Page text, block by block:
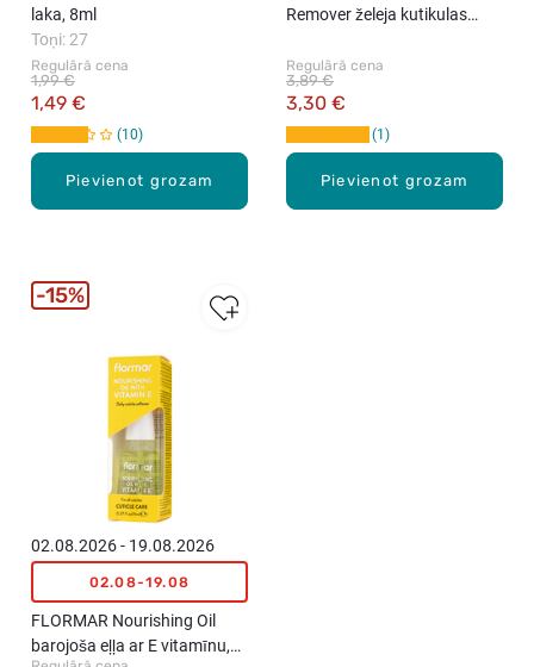
Pievienot grozam
laka, 8ml
Regulārā cena
1,49 €
1,99 €
Toņi: 27
10
Pievienot grozam
Remover želeja kutikulas
Regulārā cena
3,30 €
3,89 €
1
02.08.2026 - 19.08.2026
02.08-19.08
FLORMAR Nourishing Oil
barojoša eļļa ar E vitamīnu,
15%